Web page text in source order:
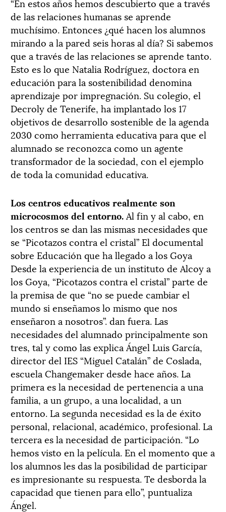
de las relaciones humanas se aprende
muchísimo. Entonces ¿qué hacen los alumnos
mirando a la pared seis horas al día? Si sabemos
que a través de las relaciones se aprende tanto.
Esto es lo que Natalia Rodríguez, doctora en
educación para la sostenibilidad denomina
aprendizaje por impregnación. Su colegio, el
Decroly de Tenerife, ha implantado los 17
objetivos de desarrollo sostenible de la agenda
2030 como herramienta educativa para que el
alumnado se reconozca como un agente
transformador de la sociedad, con el ejemplo
de toda la comunidad educativa.
Los centros educativos realmente son
microcosmos del entorno.Al fin y al cabo, en
los centros se dan las mismas necesidades que
se “Picotazos contra el cristal” El documental
sobre Educación que ha llegado a los Goya
Desde la experiencia de un instituto de Alcoy a
los Goya, “Picotazos contra el cristal” parte de
la premisa de que “no se puede cambiar el
mundo si enseñamos lo mismo que nos
enseñaron a nosotros”. dan fuera. Las
necesidades del alumnado principalmente son
tres, tal y como las explica Ángel Luis García,
director del IES “Miguel Catalán” de Coslada,
escuela Changemaker desde hace años. La
primera es la necesidad de pertenencia a una
familia, a un grupo, a una localidad, a un
entorno. La segunda necesidad es la de éxito
personal, relacional, académico, profesional. La
tercera es la necesidad de participación. “Lo
hemos visto en la película. En el momento que a
los alumnos les das la posibilidad de participar
es impresionante su respuesta. Te desborda la
capacidad que tienen para ello”, puntualiza
Ángel.